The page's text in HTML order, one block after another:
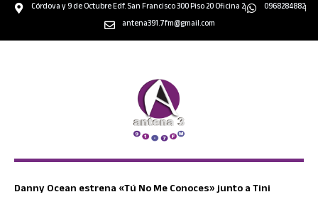
Córdova y 9 de Octubre Edf. San Francisco 300 Piso 20 Oficina 2
0968284882
antena391.7fm@gmail.com
Danny Ocean estrena «Tú No Me Conoces» junto a Tini